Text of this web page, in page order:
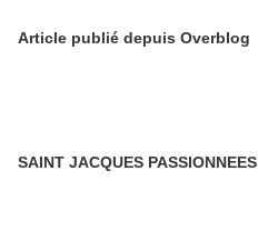
Article publié depuis Overblog
SAINT JACQUES PASSIONNEES